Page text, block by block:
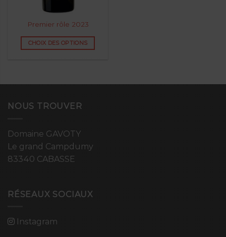
Premier rôle 2023
CHOIX DES OPTIONS
NOUS TROUVER
Domaine GAVOTY
Le grand Campdumy
83340 CABASSE
RÉSEAUX SOCIAUX
Instagram